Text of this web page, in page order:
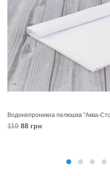
Водонепроникна пелюшка "Аква-
110 88 грн